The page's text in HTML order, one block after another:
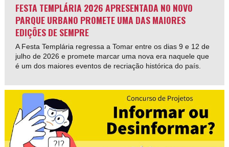
FESTA TEMPLÁRIA 2026 APRESENTADA NO NOVO
PARQUE URBANO PROMETE UMA DAS MAIORES
EDIÇÕES DE SEMPRE
A Festa Templária regressa a Tomar entre os dias 9 e 12 de
julho de 2026 e promete marcar uma nova era naquele que
é um dos maiores eventos de recriação histórica do país.